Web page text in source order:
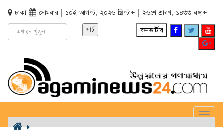
ঢাকা
সোমবার | ১০ই আগস্ট, ২০২৬ খ্রিস্টাব্দ | ২৬শে শ্রাবণ, ১৪৩৩ বঙ্গাব্দ
কনভার্টার